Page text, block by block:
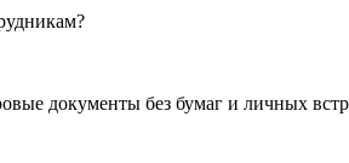
документы без бумаг и личных